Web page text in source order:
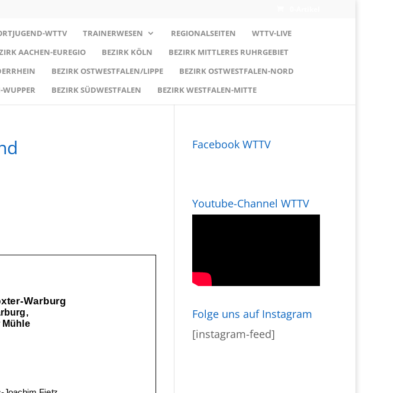
WTTV TRAINERWESEN REGIONALSEITEN
WTTV-LIVE
AACHEN-EUREGIO BEZIRK KÖLN
BEZIRK MITTLERES RUHRGEBIET
BEZIRK OSTWESTFALEN/LIPPE
BEZIRK OSTWESTFALEN-NORD
WUPPER BEZIRK SÜDWESTFALEN BEZIRK WESTFALEN-MITTE
Facebook WTTV
Youtube-Channel WTTV
Folge uns auf Instagram
[instagram-feed]